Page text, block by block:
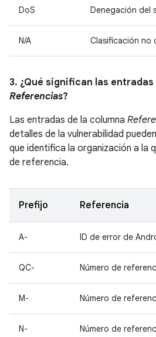
DoS Denegación del
N/A Clasificación no
3. ¿Qué significan las entradas
Referencias?
Las entradas de la columna
detalles de la vulnerabilidad
que identifica la organización a la
de referencia.
Prefijo Referencia
A- ID de error de
QC- Número de
M- Número de
N- Número de